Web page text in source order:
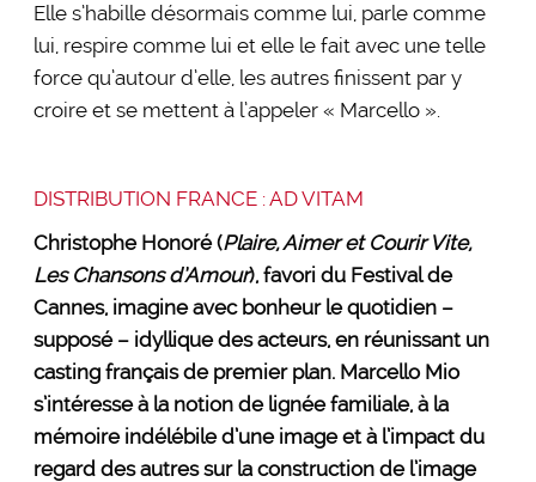
Elle s’habille désormais comme lui, parle comme
lui, respire comme lui et elle le fait avec une telle
force qu’autour d’elle, les autres finissent par y
croire et se mettent à l’appeler « Marcello ».
DISTRIBUTION FRANCE : AD VITAM
Christophe Honoré (Plaire, Aimer et Courir Vite,
Les Chansons d’Amour), favori du Festival de
Cannes, imagine avec bonheur le quotidien –
supposé – idyllique des acteurs, en réunissant un
casting français de premier plan. Marcello Mio
s’intéresse à la notion de lignée familiale, à la
mémoire indélébile d’une image et à l’impact du
regard des autres sur la construction de l’image